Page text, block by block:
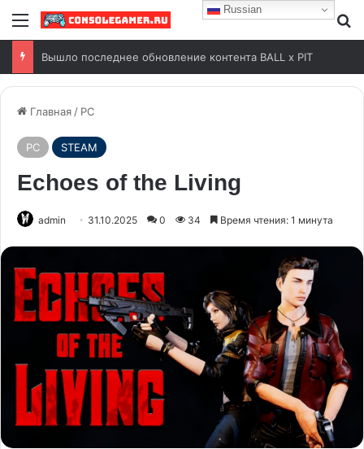
Free Play Days на Xbox с 6 по 9 августа 2026 года
Главная / PC
PC STEAM
Echoes of the Living
admin 31.10.2025 0 34 Время чтения: 1 минута
Russian